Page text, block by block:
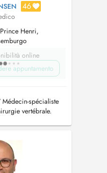
46
Henri,
online
appuntamento
spécialiste
vertébrale.